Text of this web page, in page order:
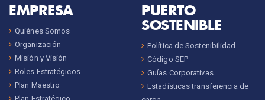
EMPRESA
Quiénes Somos
Organización
Misión y Visión
Roles Estratégicos
Plan Maestro
PUERTO
SOSTENIBLE
Política de Sostenibilidad
Código SEP
Guías Corporativas
Estadísticas transferencia de